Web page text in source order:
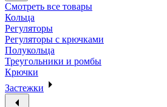
Смотреть все товары
Кольца
Регуляторы
Регуляторы с крючками
Полукольца
Треугольники и ромбы
Крючки
Застежки